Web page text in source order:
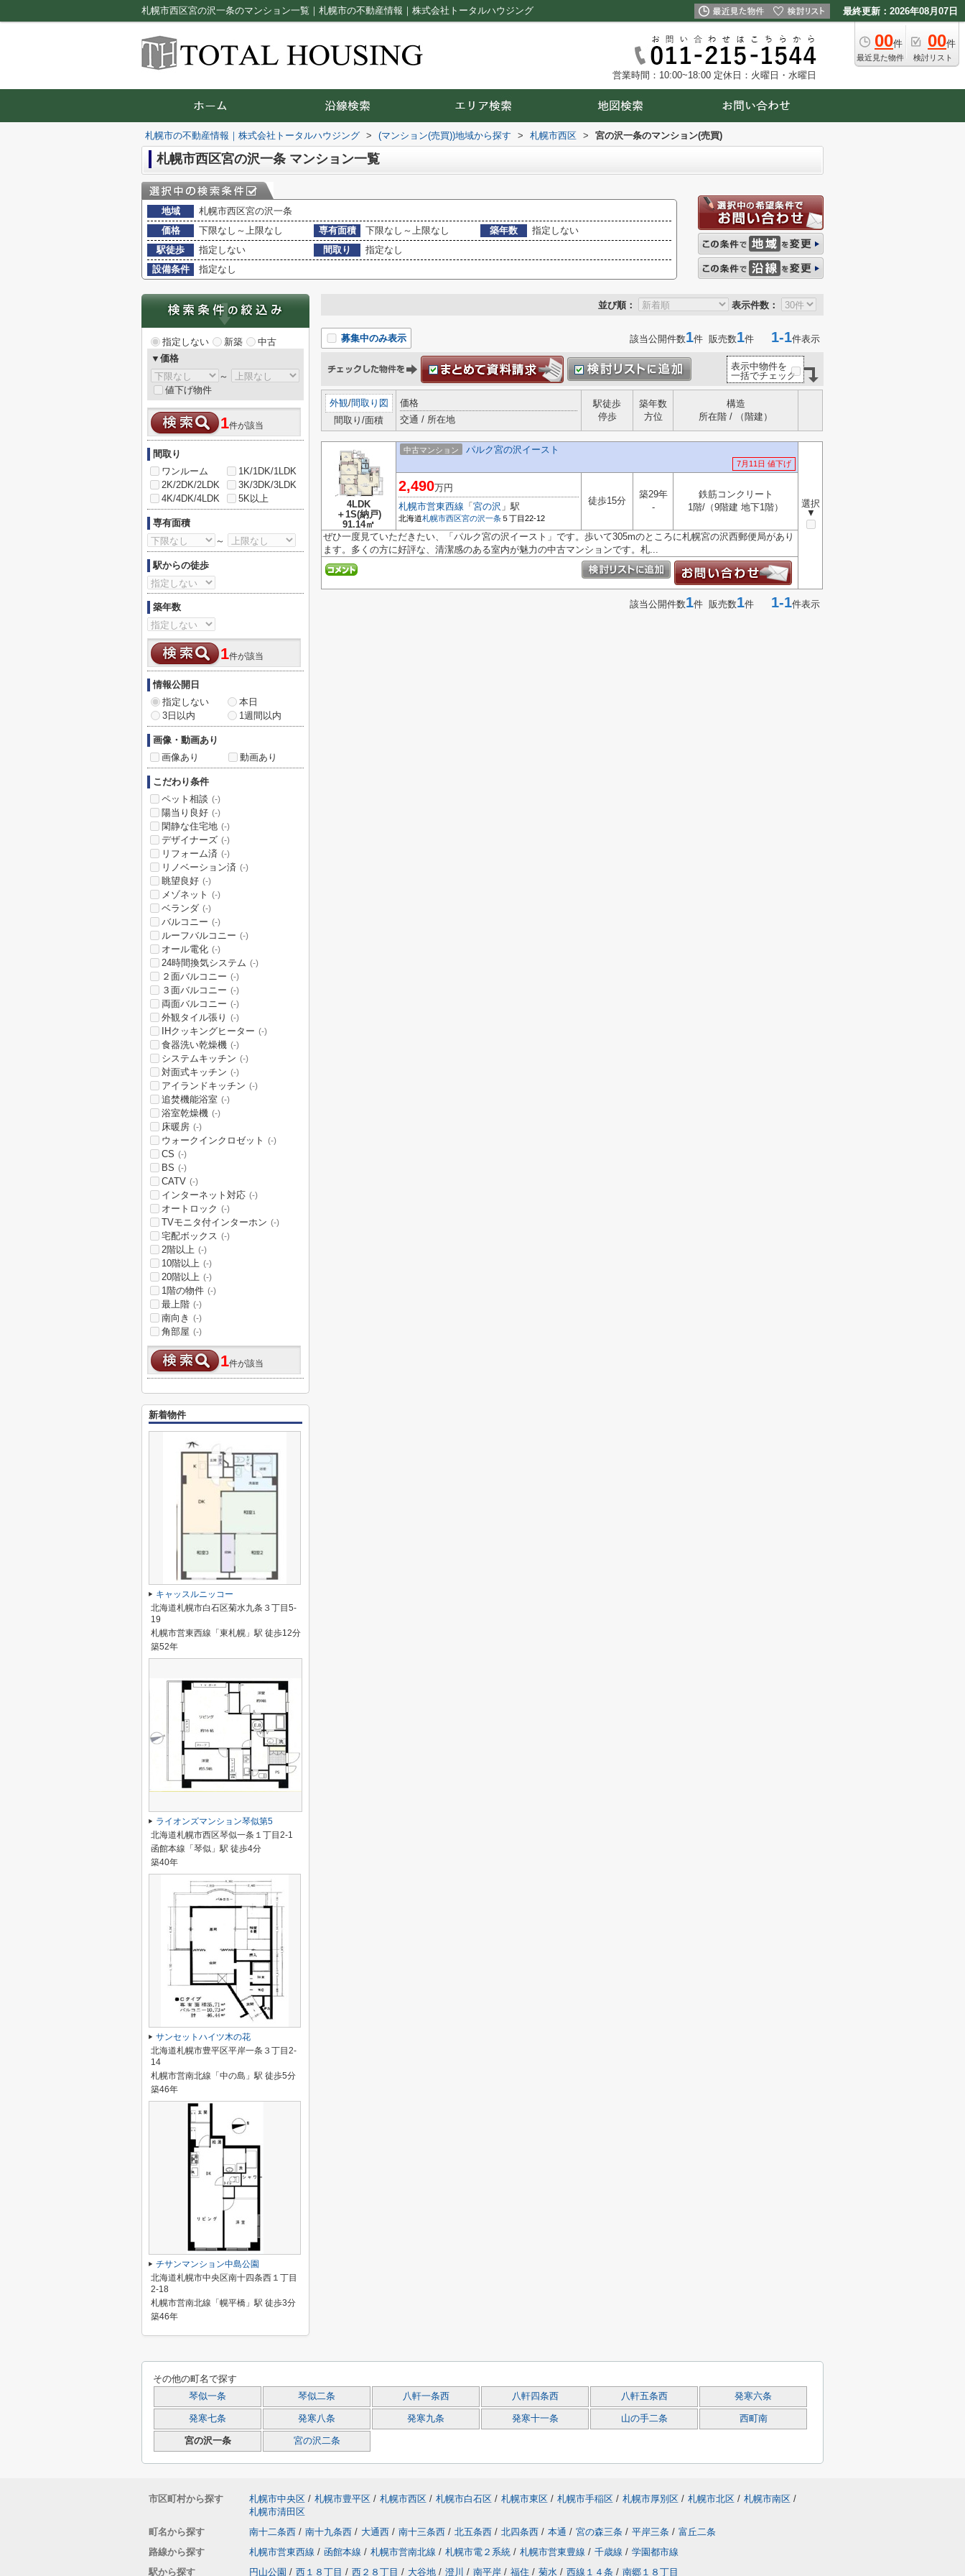
札幌市西区宮の沢一条のマンション一覧｜札幌市の不動産情報｜株式会社トータルハウジング 最終更新：2026年08月07日
00件
最近見た物件
00件
検討リスト
営業時間：10:00~18:00 定休日：火曜日・水曜日
札幌市の不動産情報｜株式会社トータルハウジング > (マンション(売買))地域から探す > 札幌市西区 > 宮の沢一条のマンション(売買)
札幌市西区宮の沢一条 マンション一覧
地域
札幌市西区宮の沢一条
価格
下限なし～上限なし 専有面積 下限なし～上限なし 築年数
指定しない
駅徒歩
指定しない 間取り
指定なし
設備条件
指定なし
並び順： 表示件数：
募集中のみ表示 該当公開件数1件 販売数1件 1-1件表示
表示中物件を
一括でチェック
外観/間取り図
間取り/面積
価格
交通 / 所在地
駅徒歩
停歩
築年数
方位
構造
所在階 / （階建）
4LDK
＋1S(納戸)
91.14㎡
中古マンション パルク宮の沢イースト
7月11日 値下げ
選択
▼
2,490万円
札幌市営東西線 「 宮の沢 」駅
北海道札幌市西区宮の沢一条 ５丁目22-12
徒歩15分
築29年
-
鉄筋コンクリート
1階/（9階建 地下1階）
ぜひ一度見ていただきたい、「パルク宮の沢イースト」です。歩いて305mのところに札幌宮の沢西郵便局があり
ます。多くの方に好評な、清潔感のある室内が魅力の中古マンションです。札...
該当公開件数1件 販売数1件 1-1件表示
指定しない 新築
中古
▼価格
～
値下げ物件
1件が該当
間取り
ワンルーム
1K/1DK/1LDK
2K/2DK/2LDK
3K/3DK/3LDK
4K/4DK/4LDK
5K以上
専有面積
～
駅からの徒歩
築年数
1件が該当
情報公開日
指定しない
本日
3日以内
1週間以内
画像・動画あり
画像あり
動画あり
こだわり条件
ペット相談 (-)
陽当り良好 (-)
閑静な住宅地 (-)
デザイナーズ (-)
リフォーム済 (-)
リノベーション済 (-)
眺望良好 (-)
メゾネット (-)
ベランダ (-)
バルコニー (-)
ルーフバルコニー (-)
オール電化 (-)
24時間換気システム (-)
２面バルコニー (-)
３面バルコニー (-)
両面バルコニー (-)
外観タイル張り (-)
IHクッキングヒーター (-)
食器洗い乾燥機 (-)
システムキッチン (-)
対面式キッチン (-)
アイランドキッチン (-)
追焚機能浴室 (-)
浴室乾燥機 (-)
床暖房 (-)
ウォークインクロゼット (-)
CS (-)
BS (-)
CATV (-)
インターネット対応 (-)
オートロック (-)
TVモニタ付インターホン (-)
宅配ボックス (-)
2階以上 (-)
10階以上 (-)
20階以上 (-)
1階の物件 (-)
最上階 (-)
南向き (-)
角部屋 (-)
1件が該当
新着物件
キャッスルニッコー
北海道札幌市白石区菊水九条３丁目5-
19
札幌市営東西線「東札幌」駅 徒歩12分
築52年
ライオンズマンション琴似第5
北海道札幌市西区琴似一条１丁目2-1
函館本線「琴似」駅 徒歩4分
築40年
サンセットハイツ木の花
北海道札幌市豊平区平岸一条３丁目2-
14
札幌市営南北線「中の島」駅 徒歩5分
築46年
チサンマンション中島公園
北海道札幌市中央区南十四条西１丁目
2-18
札幌市営南北線「幌平橋」駅 徒歩3分
築46年
その他の町名で探す
琴似一条 琴似二条 八軒一条西 八軒四条西 八軒五条西 発寒六条
発寒七条 発寒八条 発寒九条 発寒十一条 山の手二条 西町南
宮の沢一条 宮の沢二条
市区町村から探す 札幌市中央区 / 札幌市豊平区 / 札幌市西区 / 札幌市白石区 / 札幌市東区 / 札幌市手稲区 / 札幌市厚別区 / 札幌市北区 / 札幌市南区 /
札幌市清田区
町名から探す
南十二条西 / 南十九条西 / 大通西 / 南十三条西 / 北五条西 / 北四条西 / 本通 / 宮の森三条 / 平岸三条 / 富丘二条
路線から探す
札幌市営東西線 / 函館本線 / 札幌市営南北線 / 札幌市電２系統 / 札幌市営東豊線 / 千歳線 / 学園都市線
駅から探す
円山公園 / 西１８丁目 / 西２８丁目 / 大谷地 / 澄川 / 南平岸 / 福住 / 菊水 / 西線１４条 / 南郷１８丁目